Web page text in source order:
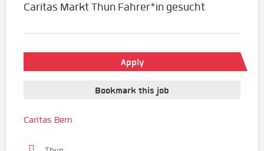
Caritas Markt Thun Fahrer*in gesucht
Apply
Bookmark this job
Caritas Bern